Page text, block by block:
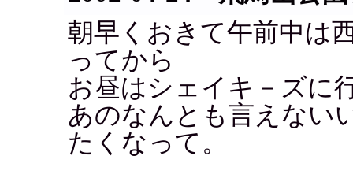
朝早くおきて午前中は
ってから
お昼はシェイキ－ズに
あのなんとも言えない
たくなって。